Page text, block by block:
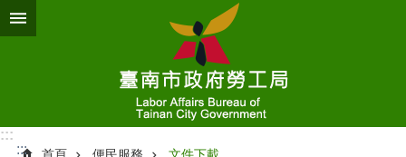
跳到主要內容區塊
:::
:::